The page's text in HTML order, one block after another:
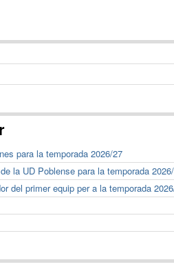
para la temporada 2026/27
la UD Poblense para la temporada
del primer equip per a la temporada